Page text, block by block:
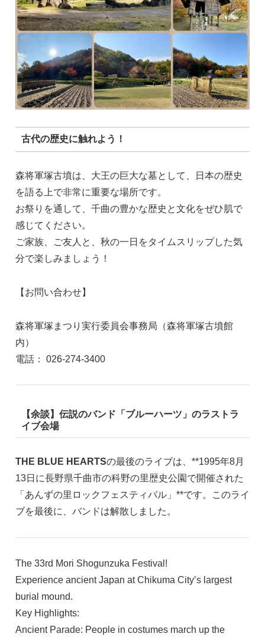
古代の歴史に触れよう！
森将軍塚古墳は、大王の巨大な墓として、日本の歴史
を語る上で非常に重要な場所です。
お祭りを通して、千曲の豊かな歴史と文化をぜひ肌で
感じてください。
ご家族、ご友人と、秋の一日をタイムスリップした気
分で楽しみましょう！
【お問い合わせ】
森将軍塚まつり実行委員会事務局（森将軍塚古墳館
内）
電話： 026-274-3400
【余談】伝説のバンド「ブルーハーツ」のラストラ
イブ会場
THE BLUE HEARTSの最後のライブは、**1995年8月
13日に長野県千曲市の科野の里歴史公園で開催された
「あんずの里ロックフェスティバル」**です。このライ
ブを最後に、バンドは解散しました。
The 33rd Mori Shogunzuka Festival!
Experience ancient Japan at Chikuma City’s largest
burial mound.
Key Highlights:
Ancient Parade: People in costumes march up the